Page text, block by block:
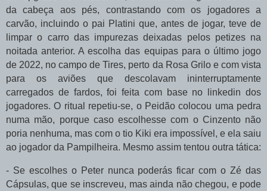
da cabeça aos pés, contrastando com os jogadores a
carvão, incluindo o pai Platini que, antes de jogar, teve de
limpar o carro das impurezas deixadas pelos petizes na
noitada anterior. A escolha das equipas para o último jogo
de 2022, no campo de Tires, perto da Rosa Grilo e com vista
para os aviões que descolavam ininterruptamente
carregados de fardos, foi feita com base no linkedin dos
jogadores. O ritual repetiu-se, o Peidão colocou uma pedra
numa mão, porque caso escolhesse com o Cinzento não
poria nenhuma, mas com o tio Kiki era impossível, e ela saiu
ao jogador da Pampilheira. Mesmo assim tentou outra tática:
- Se escolhes o Peter nunca poderás ficar com o Zé das
Cápsulas, que se inscreveu, mas ainda não chegou, e pode